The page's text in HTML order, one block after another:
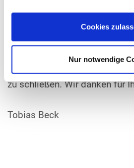
Cookies
Nur notwendige
SPAM-Einträgen sehen wir
das Forum und das
zu schließen. Wir danken für
Tobias Beck